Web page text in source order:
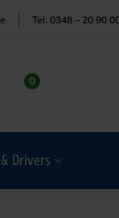
Tel: 0348 – 20 90
0
Drivers